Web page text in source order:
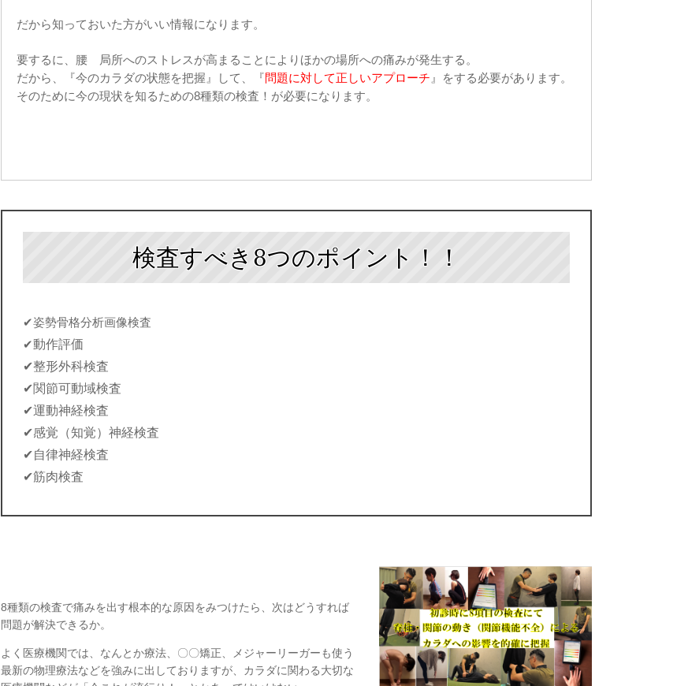
だから知っておいた方がいい情報になります。
要するに、腰 局所へのストレスが高まることによりほかの場所への痛みが発生する。
だから、『今のカラダの状態を把握』して、『問題に対して正しいアプローチ 』をする必要があります。
そのために今の現状を知るための8種類の検査！が必要になります。
検査すべき8つのポイント！！
✔姿勢骨格分析画像検査
✔動作評価
✔整形外科検査
✔関節可動域検査
✔運動神経検査
✔感覚（知覚）神経検査
✔自律神経検査
✔筋肉検査
8種類の検査で痛みを出す根本的な原因をみつけたら、次はどうすれば
問題が解決できるか。
よく医療機関では、なんとか療法、〇〇矯正、メジャーリーガーも使う
最新の物理療法などを強みに出しておりますが、カラダに関わる大切な